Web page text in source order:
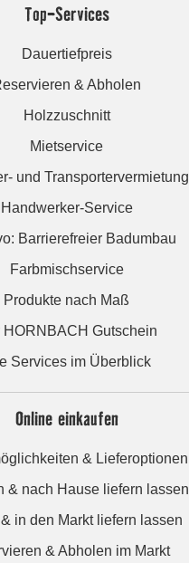
Top-Services
Dauertiefpreis
& Abholen
Holzzuschnitt
Mietservice
und Transportervermietung
Handwerker-Service
Barrierefreier Badumbau
Farbmischservice
Produkte nach Maß
HORNBACH Gutschein
Services im Überblick
Online einkaufen
& Lieferoptionen
& nach Hause liefern lassen
in den Markt liefern lassen
& Abholen im Markt